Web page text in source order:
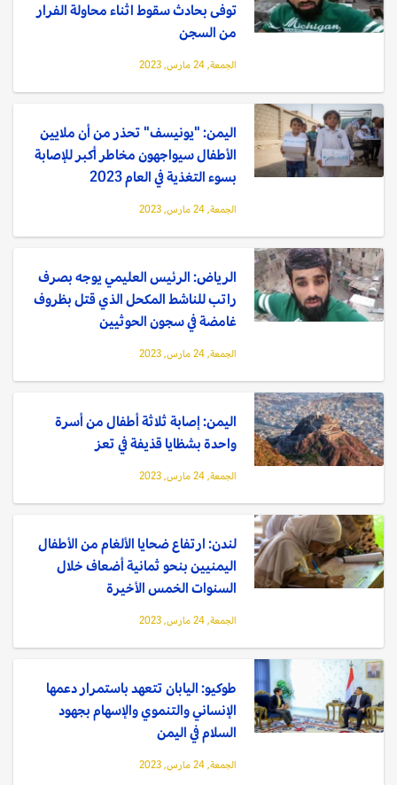
توفى بحادث سقوط اثناء محاولة الفرار
من السجن
الجمعة, 24 مارس, 2023
اليمن: "يونيسف" تحذر من أن ملايين
الأطفال سيواجهون مخاطر أكبر للإصابة
بسوء التغذية في العام 2023
الجمعة, 24 مارس, 2023
الرياض: الرئيس العليمي يوجه بصرف
راتب للناشط المكحل الذي قتل بظروف
غامضة في سجون الحوثيين
الجمعة, 24 مارس, 2023
اليمن: إصابة ثلاثة أطفال من أسرة
واحدة بشظايا قذيفة في تعز
الجمعة, 24 مارس, 2023
لندن: ارتفاع ضحايا الألغام من الأطفال
اليمنيين بنحو ثمانية أضعاف خلال
السنوات الخمس الأخيرة
الجمعة, 24 مارس, 2023
طوكيو: اليابان تتعهد باستمرار دعمها
الإنساني والتنموي والإسهام بجهود
السلام في اليمن
الجمعة, 24 مارس, 2023